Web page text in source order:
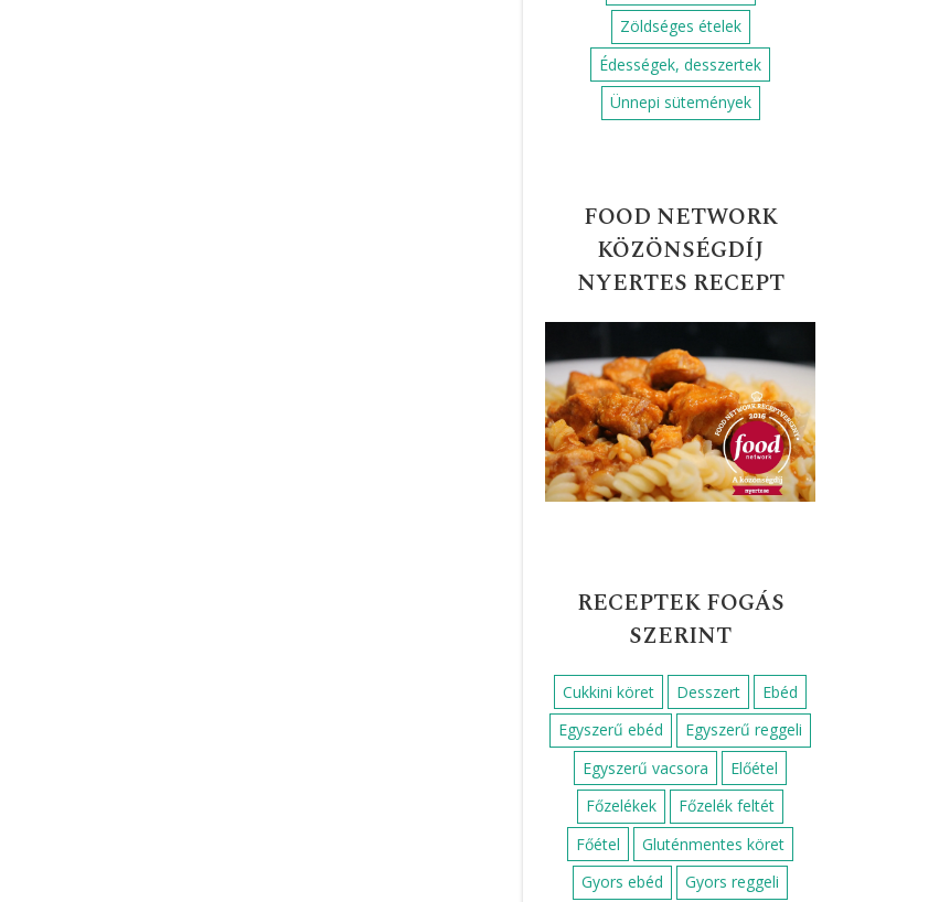
Zöldséges ételek
Édességek, desszertek
Ünnepi sütemények
FOOD NETWORK
KÖZÖNSÉGDÍJ
NYERTES RECEPT
RECEPTEK FOGÁS
SZERINT
Cukkini köret Desszert
Ebéd
Egyszerű ebéd
Egyszerű reggeli
Egyszerű vacsora
Előétel
Főzelékek
Főzelék feltét
Főétel
Gluténmentes köret
Gyors ebéd
Gyors reggeli